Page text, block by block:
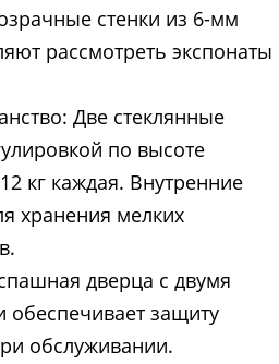
стенки из 6-мм
рассмотреть экспонаты
Две стеклянные
по высоте
кг каждая. Внутренние
хранения мелких
дверца с двумя
защиту
обслуживании.